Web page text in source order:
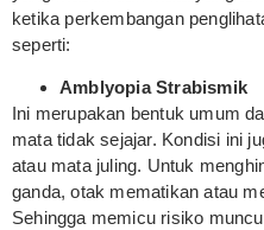
ketika perkembangan
seperti:
Amblyopia Strabismik
Ini merupakan bentuk umum
mata tidak sejajar. Kondisi ini
atau mata juling. Untuk
ganda, otak mematikan atau
Sehingga memicu risiko